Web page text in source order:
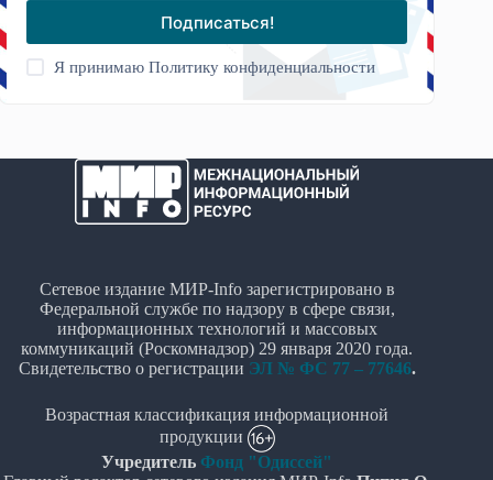
Подписаться!
Я принимаюПолитику конфиденциальности
Сетевое издание МИР-Info зарегистрировано в
Федеральной службе по надзору в сфере связи,
информационных технологий и массовых
коммуникаций (Роскомнадзор) 29 января 2020 года.
Свидетельство о регистрации ЭЛ № ФС 77 – 77646.
Возрастная классификация информационной
продукции
Учредитель Фонд "Одиссей"